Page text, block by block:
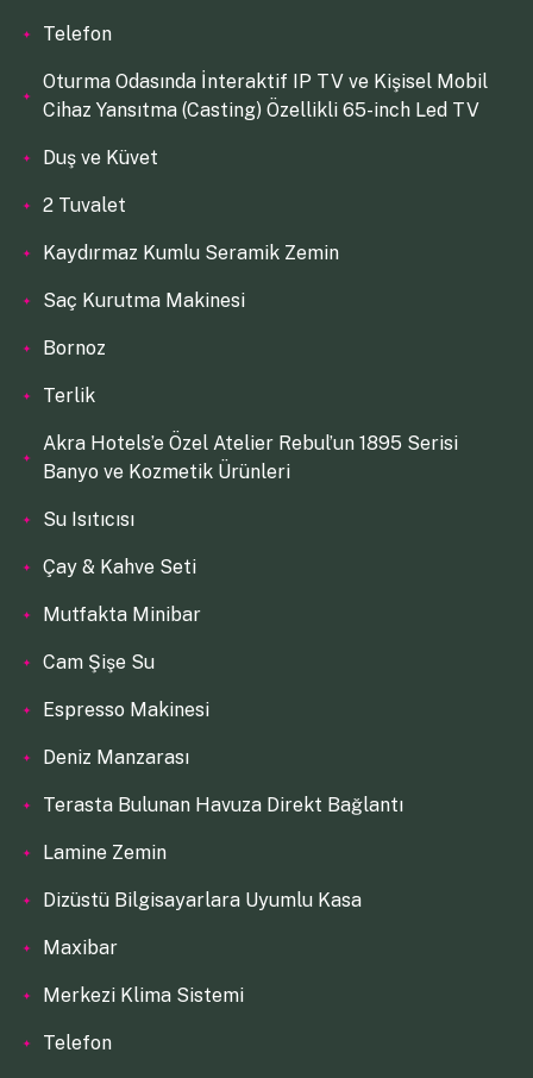
Telefon
Oturma Odasında İnteraktif IP TV ve Kişisel Mobil
Cihaz Yansıtma (Casting) Özellikli 65-inch Led TV
Duş ve Küvet
2 Tuvalet
Kaydırmaz Kumlu Seramik Zemin
Saç Kurutma Makinesi
Bornoz
Terlik
Akra Hotels’e Özel Atelier Rebul’un 1895 Serisi
Banyo ve Kozmetik Ürünleri
Su Isıtıcısı
Çay & Kahve Seti
Mutfakta Minibar
Cam Şişe Su
Espresso Makinesi
Deniz Manzarası
Terasta Bulunan Havuza Direkt Bağlantı
Lamine Zemin
Dizüstü Bilgisayarlara Uyumlu Kasa
Maxibar
Merkezi Klima Sistemi
Telefon